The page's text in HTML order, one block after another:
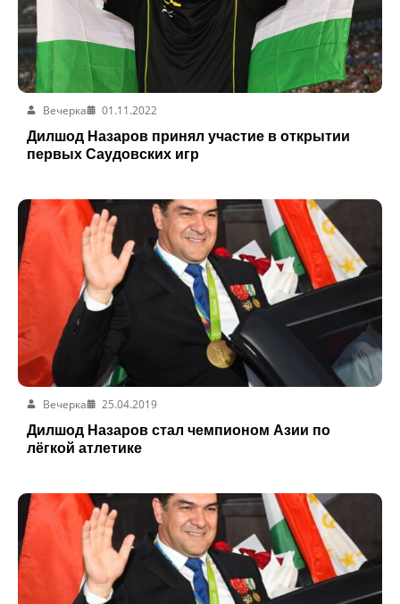
Вечерка
01.11.2022
Дилшод Назаров принял участие в открытии
первых Саудовских игр
Вечерка
25.04.2019
Дилшод Назаров стал чемпионом Азии по
лёгкой атлетике